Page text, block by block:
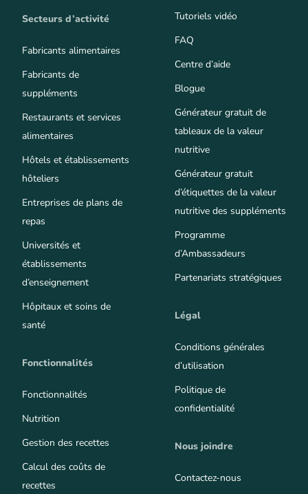
Secteurs d’activité
Fabricants alimentaires
Fabricants de
suppléments
Restaurants et services
alimentaires
Hôtels et établissements
hôteliers
Entreprises de plans de
repas
Universités et
établissements
d’enseignement
Hôpitaux et soins de
santé
Fonctionnalités
Fonctionnalités
Nutrition
Gestion des recettes
Calcul des coûts de
recettes
Tutoriels vidéo
FAQ
Centre d’aide
Blogue
Générateur gratuit de
tableaux de la valeur
nutritive
Générateur gratuit
d’étiquettes de la valeur
nutritive des suppléments
Programme
d’Ambassadeurs
Partenariats stratégiques
Légal
Conditions générales
d’utilisation
Politique de
confidentialité
Nous joindre
Contactez-nous